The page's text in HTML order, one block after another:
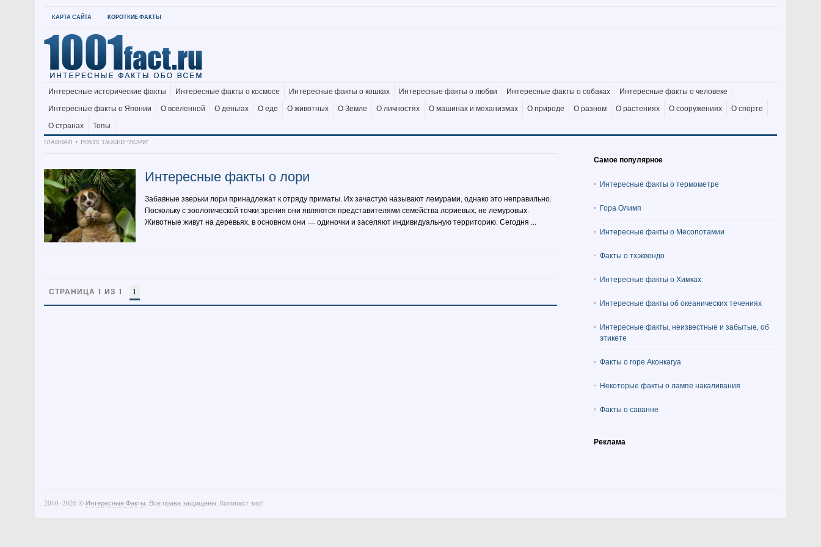
КАРТА САЙТА КОРОТКИЕ ФАКТЫ
Интересные исторические факты Интересные факты о космосе Интересные факты о кошках Интересные факты о любви Интересные факты о собаках
Интересные факты о человеке
Интересные факты о Японии
О вселенной О деньгах О еде О животных О Земле О личностях О машинах и механизмах О природе О разном О растениях О сооружениях
О спорте
О странах
Топы
ГЛАВНАЯ
POSTS TAGGED "ЛОРИ"
Интересные факты о лори
Забавные зверьки лори принадлежат к отряду приматы. Их зачастую называют лемурами, однако это неправильно.
Поскольку с зоологической точки зрения они являются представителями семейства лориевых, не лемуровых.
Животные живут на деревьях, в основном они — одиночки и заселяют индивидуальную территорию. Сегодня ...
СТРАНИЦА 1 ИЗ 1 1
Самое популярное
Интересные факты о термометре
Гора Олимп
Интересные факты о Месопотамии
Факты о тхэквондо
Интересные факты о Химках
Интересные факты об океанических течениях
Интересные факты, неизвестные и забытые, об
этикете
Факты о горе Аконкагуа
Некоторые факты о лампе накаливания
Факты о саванне
Реклама
2010–2026 © Интересные Факты. Все права защищены. Копипаст зло!